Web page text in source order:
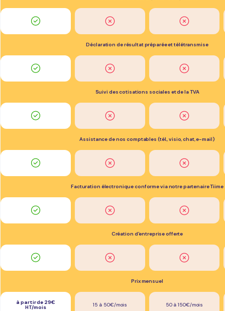
Déclaration de résultat préparée et télétransmise
Suivi des cotisations sociales et de la TVA
Assistance de nos comptables (tél., visio, chat, e-mail)
Facturation électronique conforme via notre partenaire Tiime
Création d'entreprise offerte
Prix mensuel
à partir de 29€
HT/mois 15 à 50€/mois 50 à 150€/mois